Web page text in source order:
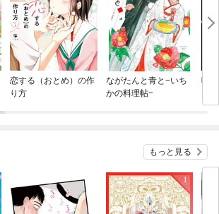
恋する（おとめ）の作
り方
ながたんと青と−いち
かの料理帖−
吸
もっと見る